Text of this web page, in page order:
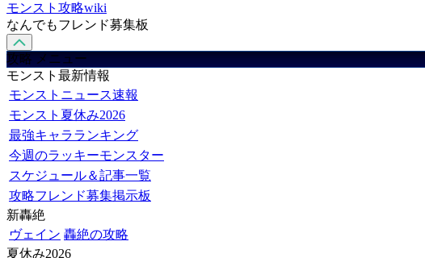
モンスト攻略wiki
なんでもフレンド募集板
攻略 メニュー
モンスト最新情報
モンストニュース速報
モンスト夏休み2026
最強キャラランキング
今週のラッキーモンスター
スケジュール＆記事一覧
攻略フレンド募集掲示板
新轟絶
ヴェイン 轟絶の攻略
夏休み2026